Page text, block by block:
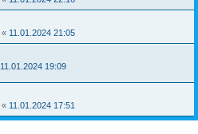
« 11.01.2024 21:05
11.01.2024 19:09
« 11.01.2024 17:51